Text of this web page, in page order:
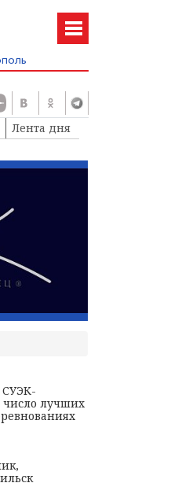
Лента дня
число лучших